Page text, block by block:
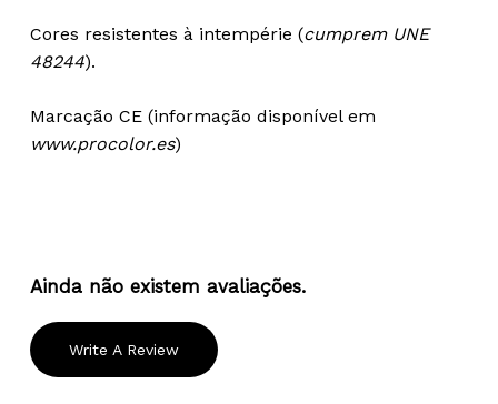
Cores resistentes à intempérie (cumprem UNE
48244).
Marcação CE (informação disponível em
www.procolor.es)
Ainda não existem avaliações.
Write A Review